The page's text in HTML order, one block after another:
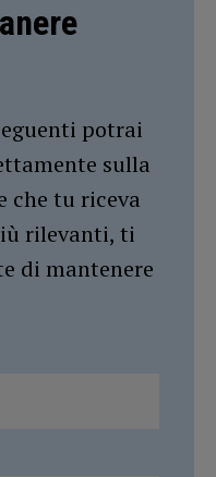
potrai
sulla
che tu riceva
rilevanti, ti
di mantenere